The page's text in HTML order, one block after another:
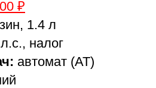
₽
1.4 л
налог
автомат (AT)